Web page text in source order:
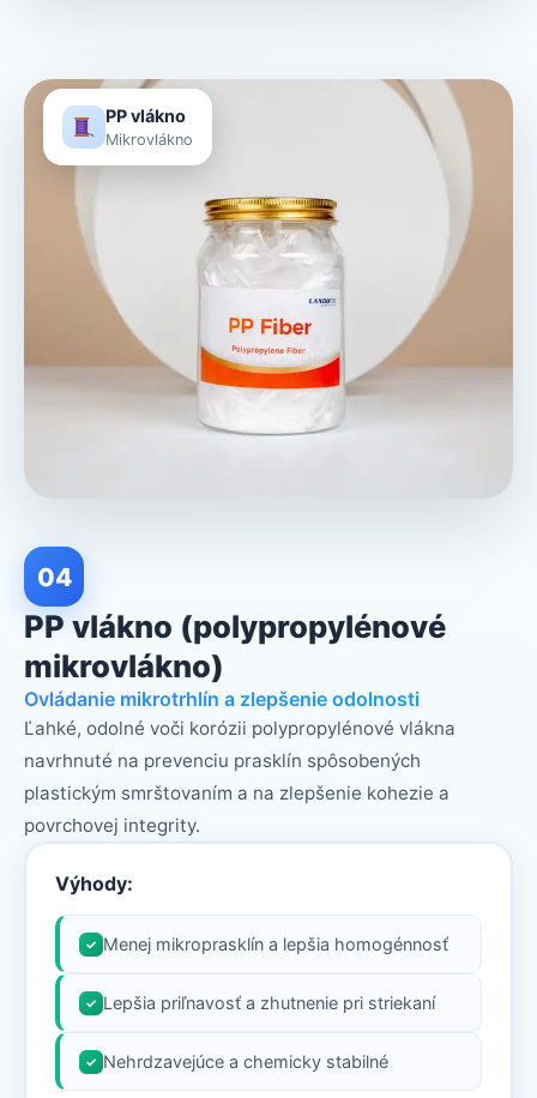
PP vlákno
Mikrovlákno
04
PP vlákno (polypropylénové
mikrovlákno)
Ovládanie mikrotrhlín a zlepšenie odolnosti
Ľahké, odolné voči korózii polypropylénové vlákna
navrhnuté na prevenciu prasklín spôsobených
plastickým smrštovaním a na zlepšenie kohezie a
povrchovej integrity.
Výhody:
✓ Menej mikroprasklín a lepšia homogénnosť
✓ Lepšia priľnavosť a zhutnenie pri striekaní
✓ Nehrdzavejúce a chemicky stabilné